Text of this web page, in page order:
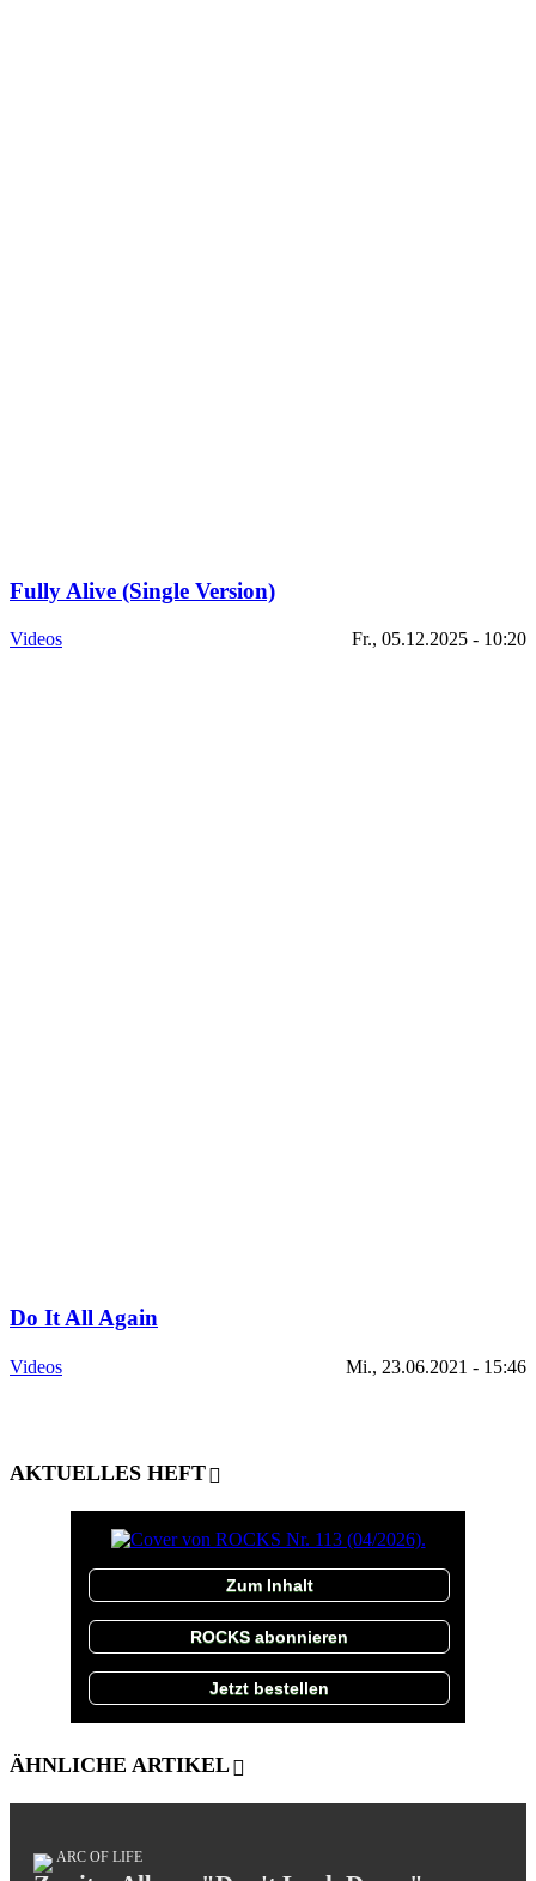
Fully Alive (Single Version)
Videos Fr., 05.12.2025 - 10:20
Do It All Again
Videos Mi., 23.06.2021 - 15:46
AKTUELLES HEFT
Zum Inhalt
ROCKS abonnieren
Jetzt bestellen
ÄHNLICHE ARTIKEL
ARC OF LIFE